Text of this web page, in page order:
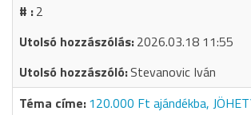
2
2026.03.18 11:55
Stevanovic Iván
120.000 Ft ajándékba,